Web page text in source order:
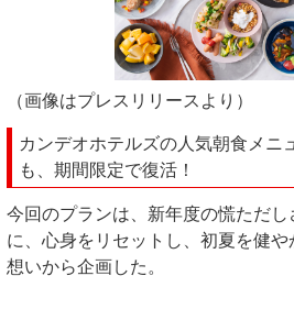
（画像はプレスリリースより）
カンデオホテルズの人気朝食メニ
も、期間限定で復活！
今回のプランは、新年度の慌ただ
に、心身をリセットし、初夏を健や
想いから企画した。